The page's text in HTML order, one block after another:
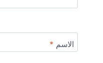
الاسم *